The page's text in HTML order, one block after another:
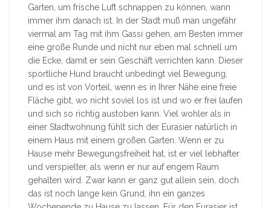
Garten, um frische Luft schnappen zu können, wann
immer ihm danach ist. In der Stadt muß man ungefähr
viermal am Tag mit ihm Gassi gehen, am Besten immer
eine große Runde und nicht nur eben mal schnell um
die Ecke, damit er sein Geschäft verrichten kann. Dieser
sportliche Hund braucht unbedingt viel Bewegung,
und es ist von Vorteil, wenn es in Ihrer Nähe eine freie
Fläche gibt, wo nicht soviel los ist und wo er frei laufen
und sich so richtig austoben kann. Viel wohler als in
einer Stadtwohnung fühlt sich der Eurasier natürlich in
einem Haus mit einem großen Garten. Wenn er zu
Hause mehr Bewegungsfreiheit hat, ist er viel lebhafter
und verspielter, als wenn er nur auf engem Raum
gehalten wird. Zwar kann er ganz gut allein sein, doch
das ist noch lange kein Grund, ihn ein ganzes